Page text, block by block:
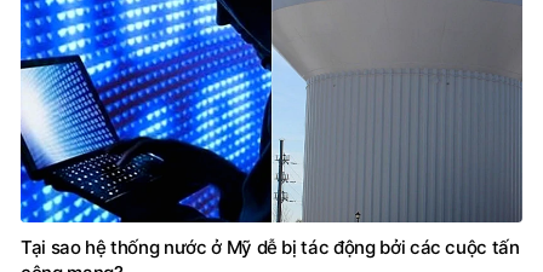
Tại sao hệ thống nước ở Mỹ dễ bị tác động bởi các cuộc tấn
công mạng?
THẾ GIỚI 2 phút trước